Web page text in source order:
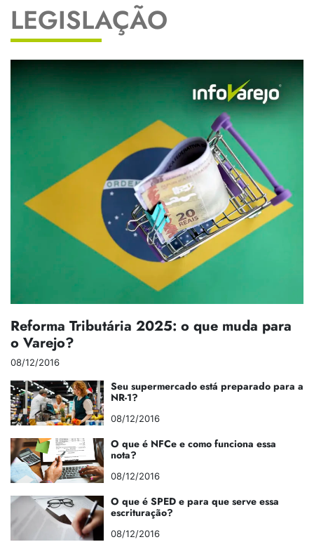
LEGISLAÇÃO
Reforma Tributária 2025: o que muda para
o Varejo?
08/12/2016
Seu supermercado está preparado para a
NR-1?
08/12/2016
O que é NFCe e como funciona essa
nota?
08/12/2016
O que é SPED e para que serve essa
escrituração?
08/12/2016